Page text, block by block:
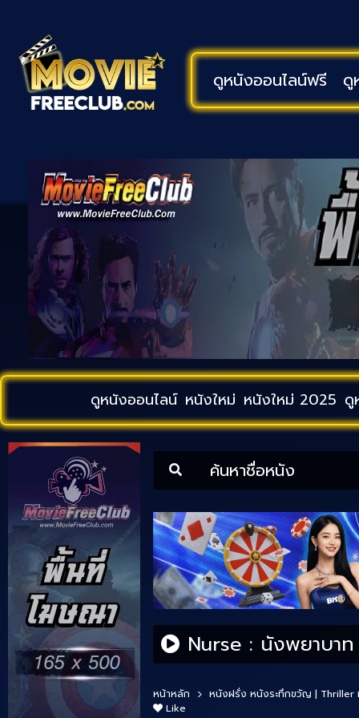
ดูหนังออนไลน์ฟรี ดู
ดูหนังออนไลน์ หนังใหม่ หนังใหม่ 2025 ดู
ค้นหาชื่อหนัง
Nurse : นังพยาบาท
หน้าหลัก หนังฝรั่ง หนังระทึกขวัญ | Thriller
Like